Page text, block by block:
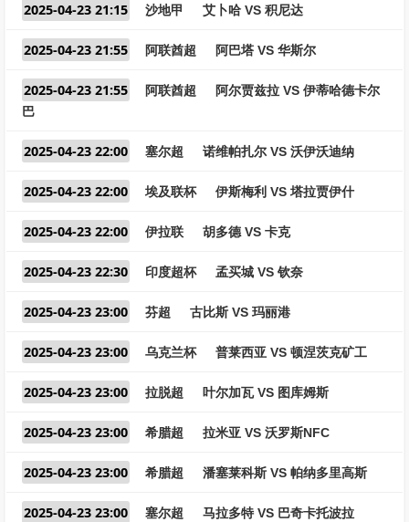
2025-04-23 21:15 沙地甲 艾卜哈 VS 积尼达
2025-04-23 21:55 阿联酋超 阿巴塔 VS 华斯尔
2025-04-23 21:55 阿联酋超
阿尔贾兹拉 VS 伊蒂哈德卡尔
巴
2025-04-23 22:00 塞尔超 诺维帕扎尔 VS 沃伊沃迪纳
2025-04-23 22:00 埃及联杯 伊斯梅利 VS 塔拉贾伊什
2025-04-23 22:00 伊拉联 胡多德 VS 卡克
2025-04-23 22:30 印度超杯 孟买城 VS 钦奈
2025-04-23 23:00 芬超 古比斯 VS 玛丽港
2025-04-23 23:00 乌克兰杯 普莱西亚 VS 顿涅茨克矿工
2025-04-23 23:00 拉脱超 叶尔加瓦 VS 图库姆斯
2025-04-23 23:00 希腊超 拉米亚 VS 沃罗斯NFC
2025-04-23 23:00 希腊超 潘塞莱科斯 VS 帕纳多里高斯
2025-04-23 23:00 塞尔超 马拉多特 VS 巴奇卡托波拉